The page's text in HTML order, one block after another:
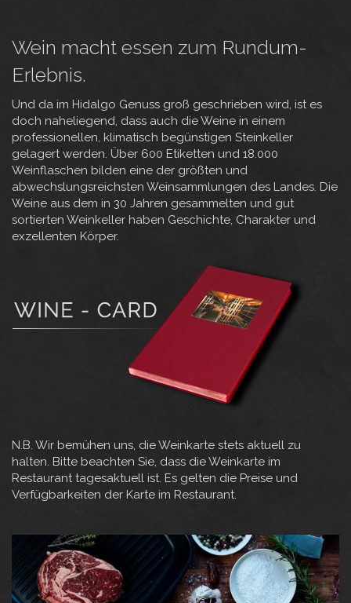
Wein macht essen zum Rundum-
Erlebnis.
Und da im Hidalgo Genuss groß geschrieben wird, ist es
doch naheliegend, dass auch die Weine in einem
professionellen, klimatisch begünstigen Steinkeller
gelagert werden. Über 600 Etiketten und 18.000
Weinflaschen bilden eine der größten und
abwechslungsreichsten Weinsammlungen des Landes. Die
Weine aus dem in 30 Jahren gesammelten und gut
sortierten Weinkeller haben Geschichte, Charakter und
exzellenten Körper.
N.B. Wir bemühen uns, die Weinkarte stets aktuell zu
halten. Bitte beachten Sie, dass die Weinkarte im
Restaurant tagesaktuell ist. Es gelten die Preise und
Verfügbarkeiten der Karte im Restaurant.